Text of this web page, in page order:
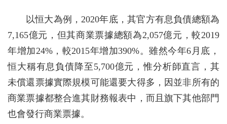
以恒大為例，2020年底，其官方有息負債總額為
7,165億元，但其商業票據總額為2,057億元，較2019
年增加24%，較2015年增加390%。雖然今年6月底，
恒大稱有息負債降至5,700億元，惟分析師直言，其
未償還票據實際規模可能還要大得多，因並非所有的
商業票據都整合進其財務報表中，而且旗下其他部門
也會發行商業票據。